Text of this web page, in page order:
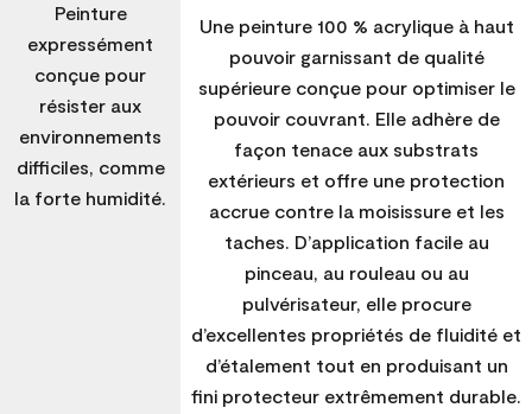
Peinture
expressément
conçue pour
résister aux
environnements
difficiles, comme
la forte humidité.
Une peinture 100 % acrylique à haut
pouvoir garnissant de qualité
supérieure conçue pour optimiser le
pouvoir couvrant. Elle adhère de
façon tenace aux substrats
extérieurs et offre une protection
accrue contre la moisissure et les
taches. D’application facile au
pinceau, au rouleau ou au
pulvérisateur, elle procure
d’excellentes propriétés de fluidité et
d’étalement tout en produisant un
fini protecteur extrêmement durable.